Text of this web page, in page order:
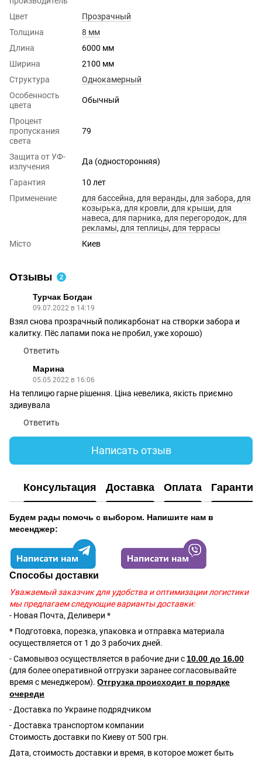
Цвет
Прозрачный
Толщина
8 мм
Длина
6000 мм
Ширина
2100 мм
Структура
Однокамерный
Особенность
цвета
Обычный
Процент
пропускания
света
79
Защита от УФ-
излучения
Да (односторонняя)
Гарантия
10 лет
Применение
для бассейна, для веранды, для забора, для
козырька, для кровли, для крыши, для
навеса, для парника, для перегородок, для
рекламы, для теплицы, для террасы
Місто
Киев
Отзывы 2
Турчак Богдан
09.07.2022 в 14:19
Взял снова прозрачный поликарбонат на створки забора и
калитку. Пёс лапами пока не пробил, уже хорошо)
Ответить
Марина
05.05.2022 в 16:06
На теплицю гарне рішення. Ціна невелика, якість приємно
здивувала
Ответить
Написать отзыв
Консультация Доставка Оплата Гарантия
Будем рады помочь с выбором. Напишите нам в
месенджер:
Способы доставки
Уважаемый заказчик для удобства и оптимизации логистики
мы предлагаем следующие варианты доставки:
- Новая Почта, Деливери *
* Подготовка, порезка, упаковка и отправка материала
осуществляется от 1 до 3 рабочих дней.
- Самовывоз осуществляется в рабочие дни с 10.00 до 16.00
(для более оперативной отгрузки заранее согласовывайте
время с менеджером). Отгрузка происходит в порядке
очереди
- Доставка по Украине подрядчиком
- Доставка транспортом компании
Стоимость доставки по Киеву от 500 грн.
Дата, стоимость доставки и время, в которое может быть